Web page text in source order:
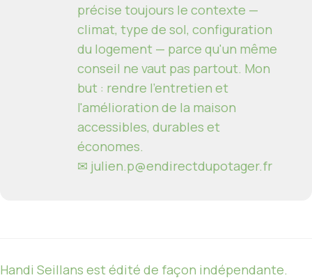
précise toujours le contexte —
climat, type de sol, configuration
du logement — parce qu'un même
conseil ne vaut pas partout. Mon
but : rendre l'entretien et
l'amélioration de la maison
accessibles, durables et
économes.
✉ julien.p@endirectdupotager.fr
Handi Seillans est édité de façon indépendante.